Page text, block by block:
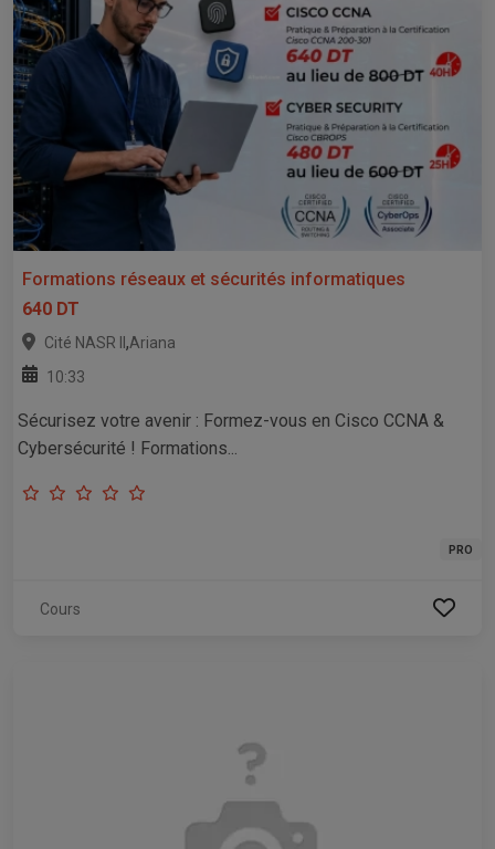
Formations réseaux et sécurités informatiques
640 DT
Cité NASR II ,Ariana
10:33
Sécurisez votre avenir : Formez-vous en Cisco CCNA &
Cybersécurité ! Formations...
PRO
Cours